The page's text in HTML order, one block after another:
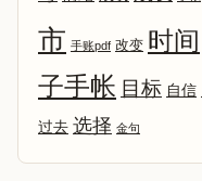
市 手账pdf 改变 时间
子手帐 目标 自信
过去 选择 金句